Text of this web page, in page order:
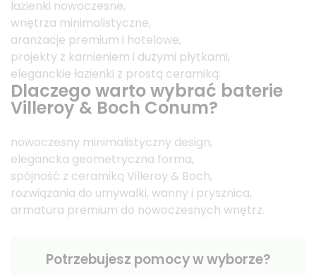
łazienki nowoczesne,
wnętrza minimalistyczne,
aranżacje premium i hotelowe,
projekty z kamieniem i dużymi płytkami,
eleganckie łazienki z prostą ceramiką.
Dlaczego warto wybrać baterie
Villeroy & Boch Conum?
nowoczesny minimalistyczny design,
elegancka geometryczna forma,
spójność z ceramiką Villeroy & Boch,
rozwiązania do umywalki, wanny i prysznica,
armatura premium do nowoczesnych wnętrz.
Potrzebujesz pomocy w wyborze?